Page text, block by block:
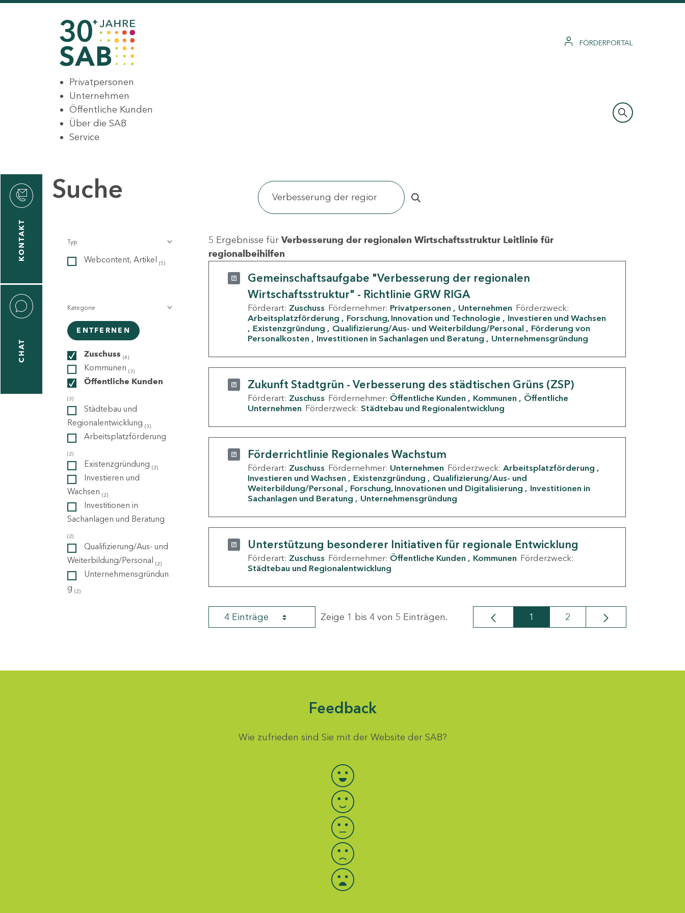
FÖRDERPORTAL
Privatpersonen
Unternehmen
Öffentliche Kunden
Über die SAB
Service
KONTAKT
CHAT
Suche
Typ
Webcontent, Artikel (5)
Kategorie
ENTFERNEN
Zuschuss (4)
Kommunen (3)
Öffentliche Kunden
(3)
Städtebau und
Regionalentwicklung (3)
Arbeitsplatzförderung
(2)
Existenzgründung (2)
Investieren und
Wachsen (2)
Investitionen in
Sachanlagen und Beratung
(2)
Qualifizierung/Aus- und
Weiterbildung/Personal (2)
Unternehmensgründun
g (2)
5 Ergebnisse für Verbesserung der regionalen Wirtschaftsstruktur Leitlinie für
regionalbeihilfen
Gemeinschaftsaufgabe "Verbesserung der regionalen
Wirtschaftsstruktur" - Richtlinie GRW RIGA
Förderart: Zuschuss Fördernehmer: Privatpersonen Unternehmen Förderzweck:
Arbeitsplatzförderung
Forschung, Innovation und Technologie
Investieren und Wachsen
Existenzgründung
Qualifizierung/Aus- und Weiterbildung/Personal
Förderung von
Personalkosten
Investitionen in Sachanlagen und Beratung Unternehmensgründung
Zukunft Stadtgrün - Verbesserung des städtischen Grüns (ZSP)
Förderart: Zuschuss Fördernehmer: Öffentliche Kunden Kommunen
Öffentliche
Unternehmen Förderzweck: Städtebau und Regionalentwicklung
Förderrichtlinie Regionales Wachstum
Förderart: Zuschuss Fördernehmer: Unternehmen Förderzweck: Arbeitsplatzförderung
Investieren und Wachsen
Existenzgründung
Qualifizierung/Aus- und
Weiterbildung/Personal
Forschung, Innovationen und Digitalisierung
Investitionen in
Sachanlagen und Beratung
Unternehmensgründung
Unterstützung besonderer Initiativen für regionale Entwicklung
Förderart: Zuschuss Fördernehmer: Öffentliche Kunden Kommunen Förderzweck:
Städtebau und Regionalentwicklung
4 Einträge Zeige 1 bis 4 von 5 Einträgen. Seite
1 Seite
2
Feedback
Wie zufrieden sind Sie mit der Website der SAB?
Bewertung auswählen